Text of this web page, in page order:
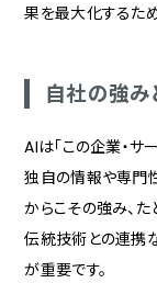
果を最大化するた
自社の強み
AIは「この企業・サ
独自の情報や専門
からこその強み、
伝統技術との連携
が重要です。